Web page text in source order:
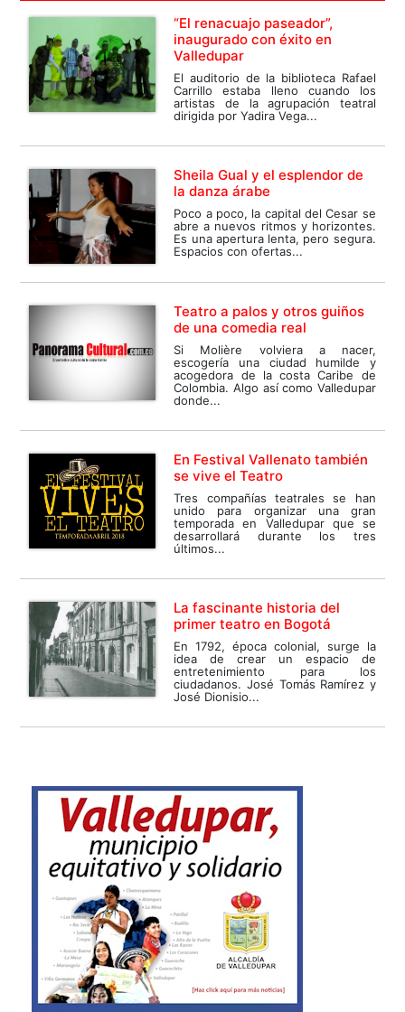
“El renacuajo paseador”,
inaugurado con éxito en
Valledupar
El auditorio de la biblioteca Rafael
Carrillo estaba lleno cuando los
artistas de la agrupación teatral
dirigida por Yadira Vega...
Sheila Gual y el esplendor de
la danza árabe
Poco a poco, la capital del Cesar se
abre a nuevos ritmos y horizontes.
Es una apertura lenta, pero segura.
Espacios con ofertas...
Teatro a palos y otros guiños
de una comedia real
Si Molière volviera a nacer,
escogería una ciudad humilde y
acogedora de la costa Caribe de
Colombia. Algo así como Valledupar
donde...
En Festival Vallenato también
se vive el Teatro
Tres compañías teatrales se han
unido para organizar una gran
temporada en Valledupar que se
desarrollará durante los tres
últimos...
La fascinante historia del
primer teatro en Bogotá
En 1792, época colonial, surge la
idea de crear un espacio de
entretenimiento para los
ciudadanos. José Tomás Ramírez y
José Dionisio...